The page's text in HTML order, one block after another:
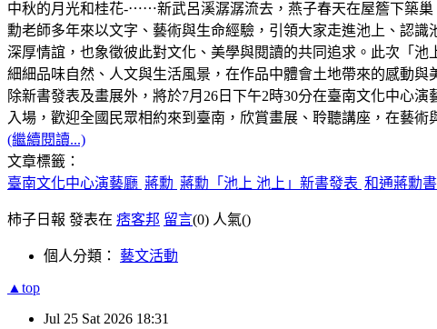
中秋的月光和桂花-⋯⋯新武呂溪潺潺流去，燕子春天在屋簷下築
勳老師多年來以文字、藝術與生命經驗，引領大家走進池上、認
深厚情誼，也象徵彼此對文化、美學與閱讀的共同追求。此次「
細細品味自然、人文與生活風景，在作品中體會土地帶來的感動
除新書發表及畫展外，將於7月26日下午2時30分在臺南文化中心
入場，歡迎全國民眾相約來到臺南，欣賞畫展、聆聽講座，在藝
(繼續閱讀...)
文章標籤：
臺南文化中心演藝廳 蔣勳 蔣勳「池上 池上」新書發表 和通蔣勳
柿子日報 發表在 痞客邦 留言(0) 人氣()
個人分類： 藝文活動
▲top
Jul 25 Sat 2026 18:31